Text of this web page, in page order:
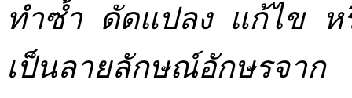
ทำซ้ำ ดัดแปลง แก้ไข ห
เป็นลายลักษณ์อักษรจาก